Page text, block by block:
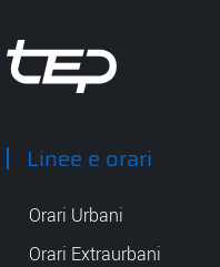
Linee e orari
Orari Urbani
Orari Extraurbani